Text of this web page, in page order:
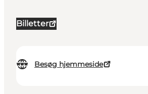
Billetter
Besøg hjemmeside